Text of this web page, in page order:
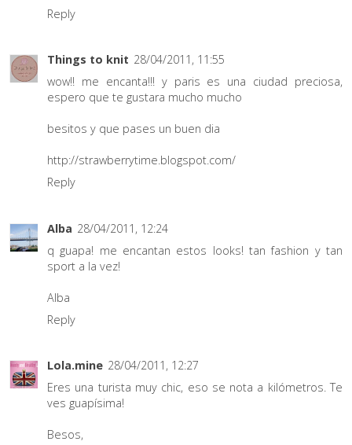
Reply
Things to knit 28/04/2011, 11:55
wow!! me encanta!!! y paris es una ciudad preciosa,
espero que te gustara mucho mucho
besitos y que pases un buen dia
http://strawberrytime.blogspot.com/
Reply
Alba 28/04/2011, 12:24
q guapa! me encantan estos looks! tan fashion y tan
sport a la vez!
Alba
Reply
Lola.mine 28/04/2011, 12:27
Eres una turista muy chic, eso se nota a kilómetros. Te
ves guapísima!
Besos,